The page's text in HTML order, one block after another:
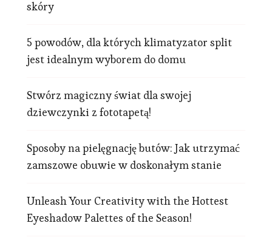
skóry
5 powodów, dla których klimatyzator split
jest idealnym wyborem do domu
Stwórz magiczny świat dla swojej
dziewczynki z fototapetą!
Sposoby na pielęgnację butów: Jak utrzymać
zamszowe obuwie w doskonałym stanie
Unleash Your Creativity with the Hottest
Eyeshadow Palettes of the Season!